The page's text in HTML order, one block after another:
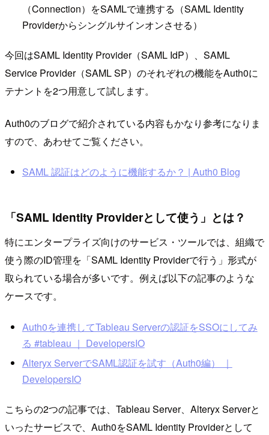
（Connection）をSAMLで連携する（SAML Identity
Providerからシングルサインオンさせる）
今回はSAML Identity Provider（SAML IdP）、SAML
Service Provider（SAML SP）のそれぞれの機能をAuth0に
テナントを2つ用意して試します。
Auth0のブログで紹介されている内容もかなり参考になりま
すので、あわせてご覧ください。
SAML 認証はどのように機能するか？ | Auth0 Blog
「SAML Identity Providerとして使う」とは？
特にエンタープライズ向けのサービス・ツールでは、組織で
使う際のID管理を「SAML Identity Providerで行う」形式が
取られている場合が多いです。例えば以下の記事のような
ケースです。
Auth0を連携してTableau Serverの認証をSSOにしてみ
る #tableau ｜ DevelopersIO
Alteryx ServerでSAML認証を試す（Auth0編） ｜
DevelopersIO
こちらの2つの記事では、Tableau Server、Alteryx Serverと
いったサービスで、Auth0をSAML Identity Providerとして